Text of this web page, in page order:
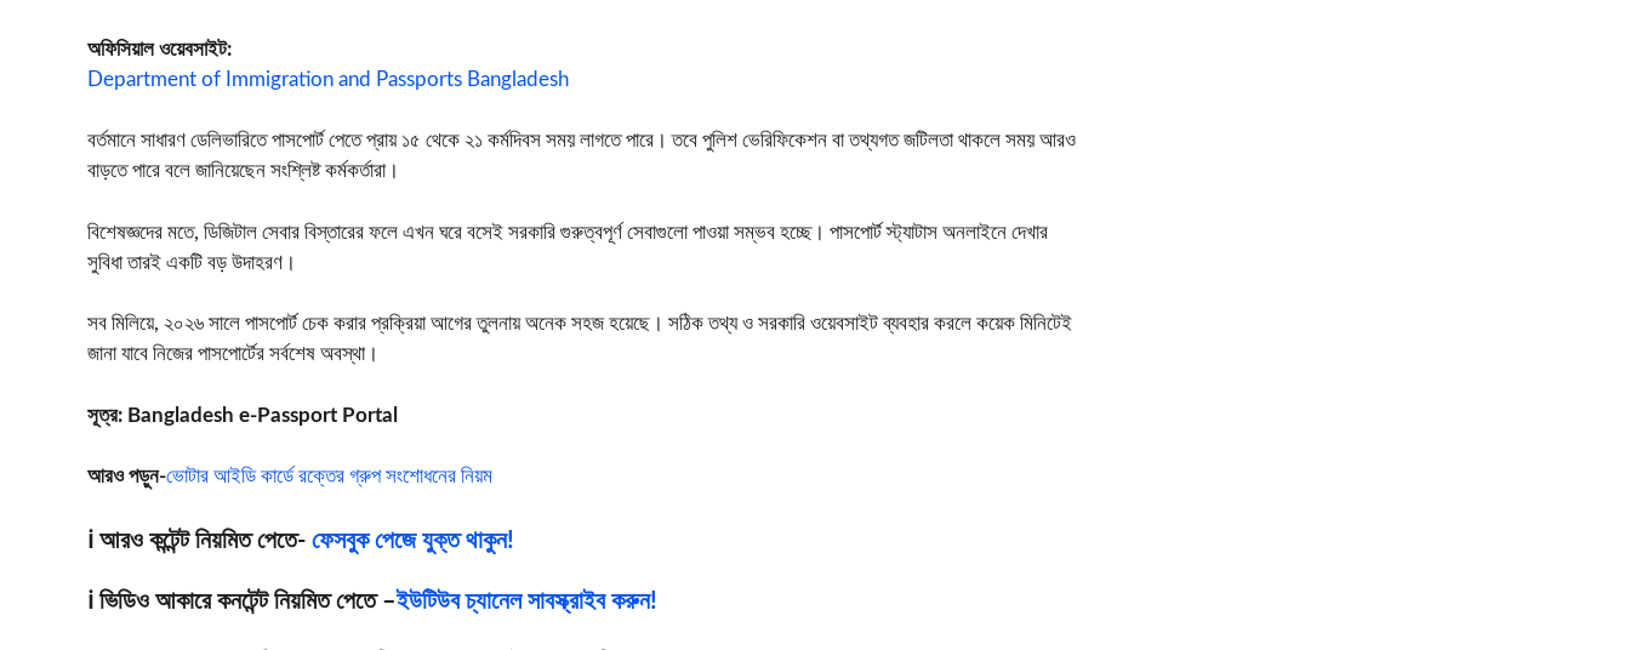
অফিসিয়াল ওয়েবসাইট:
Department of Immigration and Passports Bangladesh
বর্তমানে সাধারণ ডেলিভারিতে পাসপোর্ট পেতে প্রায় ১৫ থেকে ২১ কর্মদিবস সময় লাগতে পারে। তবে পুলিশ ভেরিফিকেশন বা তথ্যগত জটিলতা থাকলে সময় আরও
বাড়তে পারে বলে জানিয়েছেন সংশ্লিষ্ট কর্মকর্তারা।
বিশেষজ্ঞদের মতে, ডিজিটাল সেবার বিস্তারের ফলে এখন ঘরে বসেই সরকারি গুরুত্বপূর্ণ সেবাগুলো পাওয়া সম্ভব হচ্ছে। পাসপোর্ট স্ট্যাটাস অনলাইনে দেখার
সুবিধা তারই একটি বড় উদাহরণ।
সব মিলিয়ে, ২০২৬ সালে পাসপোর্ট চেক করার প্রক্রিয়া আগের তুলনায় অনেক সহজ হয়েছে। সঠিক তথ্য ও সরকারি ওয়েবসাইট ব্যবহার করলে কয়েক মিনিটেই
জানা যাবে নিজের পাসপোর্টের সর্বশেষ অবস্থা।
সূত্র: Bangladesh e-Passport Portal
আরও পড়ুন-ভোটার আইডি কার্ডে রক্তের গ্রুপ সংশোধনের নিয়ম
ℹ️ আরও কন্টেন্ট নিয়মিত পেতে- ফেসবুক পেজে যুক্ত থাকুন!
ℹ️ ভিডিও আকারে কনটেন্ট নিয়মিত পেতে –ইউটিউব চ্যানেল সাবস্ক্রাইব করুন!